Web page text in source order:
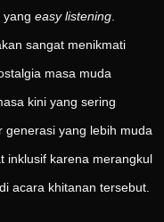
easy listening
sangat menikmati
masa muda
kini yang sering
generasi yang lebih muda
inklusif karena merangkul
acara khitanan tersebut.